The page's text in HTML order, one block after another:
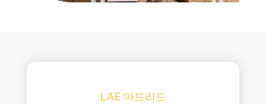
LAE 마드리드